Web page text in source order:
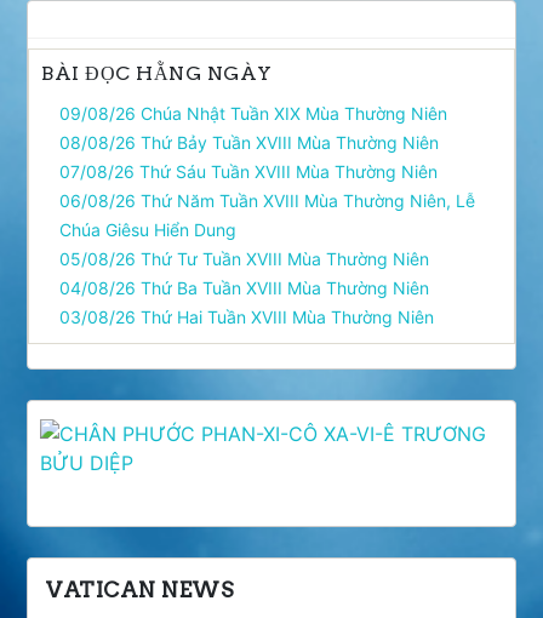
BÀI ĐỌC HẰNG NGÀY
09/08/26 Chúa Nhật Tuần XIX Mùa Thường Niên
08/08/26 Thứ Bảy Tuần XVIII Mùa Thường Niên
07/08/26 Thứ Sáu Tuần XVIII Mùa Thường Niên
06/08/26 Thứ Năm Tuần XVIII Mùa Thường Niên, Lễ
Chúa Giêsu Hiển Dung
05/08/26 Thứ Tư Tuần XVIII Mùa Thường Niên
04/08/26 Thứ Ba Tuần XVIII Mùa Thường Niên
03/08/26 Thứ Hai Tuần XVIII Mùa Thường Niên
VATICAN NEWS